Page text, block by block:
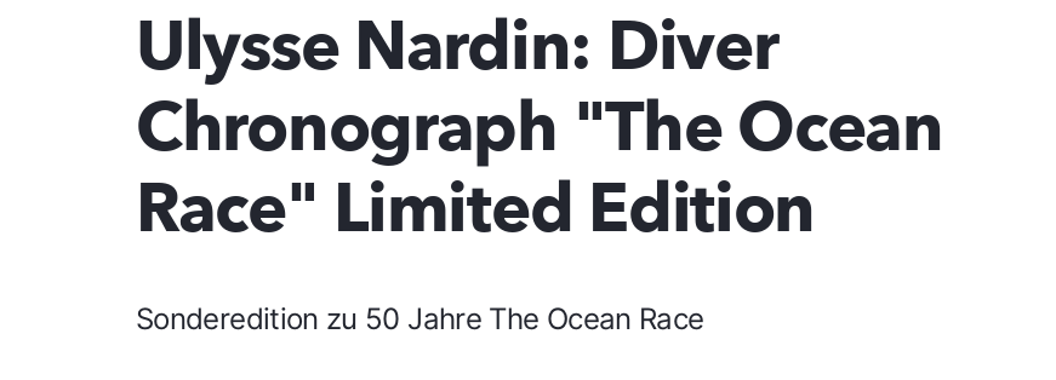
Ulysse Nardin: Diver
Chronograph "The Ocean
Race" Limited Edition
Sonderedition zu 50 Jahre The Ocean Race